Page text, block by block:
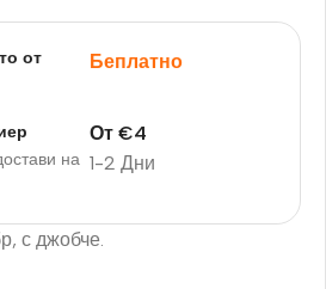
от
Беплатно
на 1-2 Дни
От€4
с джобче.